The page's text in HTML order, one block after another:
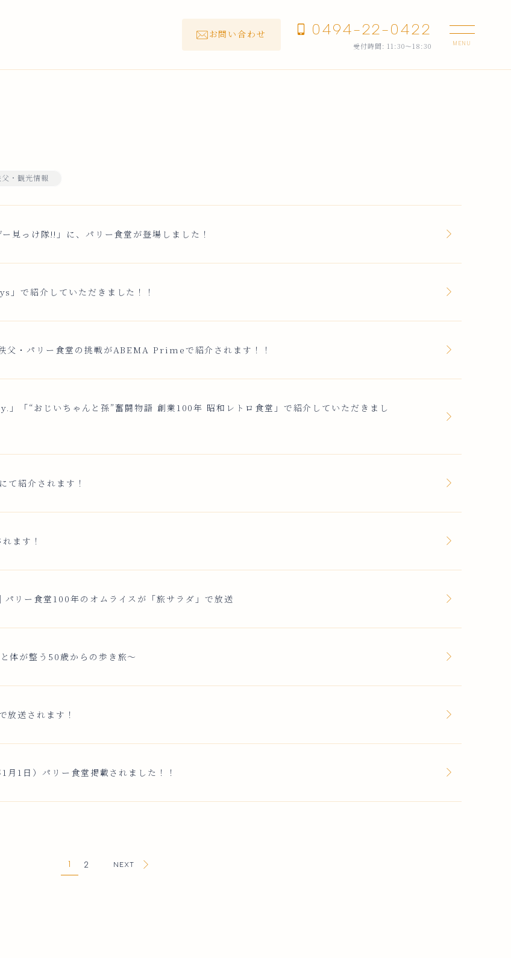
お問い合わせ 0494-22-0422
受付時間: 11:30～18:30
父・観光情報
見っけ隊!!」に、パリー食堂が登場しました！
」で紹介していただきました！！
父・パリー食堂の挑戦がABEMA Primeで紹介されます！！
「“おじいちゃんと孫”奮闘物語 創業100年 昭和レトロ食堂」で紹介していただきまし
て紹介されます！
ます！
パリー食堂100年のオムライスが「旅サラダ」で放送
体が整う50歳からの歩き旅〜
放送されます！
月1日）パリー食堂掲載されました！！
1 2 NEXT